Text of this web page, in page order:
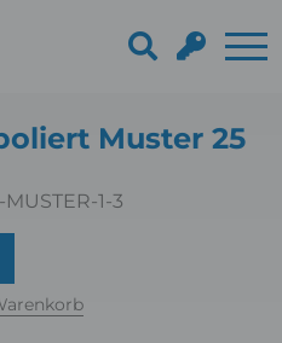
Muster 25
1-3